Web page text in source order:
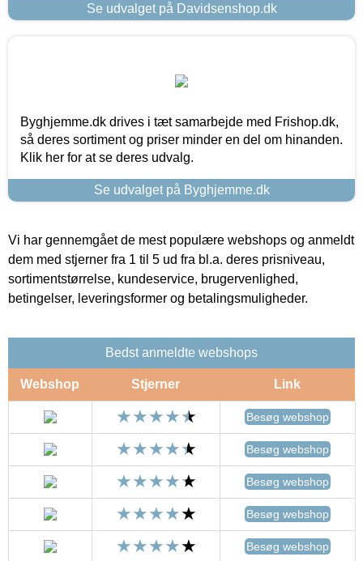
Se udvalget på Davidsenshop.dk
Byghjemme.dk drives i tæt samarbejde med Frishop.dk,
så deres sortiment og priser minder en del om hinanden.
Klik her for at se deres udvalg.
Se udvalget på Byghjemme.dk
Vi har gennemgået de mest populære webshops og anmeldt
dem med stjerner fra 1 til 5 ud fra bl.a. deres prisniveau,
sortimentstørrelse, kundeservice, brugervenlighed,
betingelser, leveringsformer og betalingsmuligheder.
Bedst anmeldte webshops
Webshop Stjerner Link
Besøg webshop
Besøg webshop
Besøg webshop
Besøg webshop
Besøg webshop